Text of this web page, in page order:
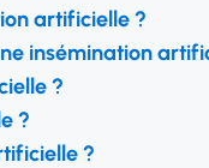
artificielle ?
insémination
?
?
?